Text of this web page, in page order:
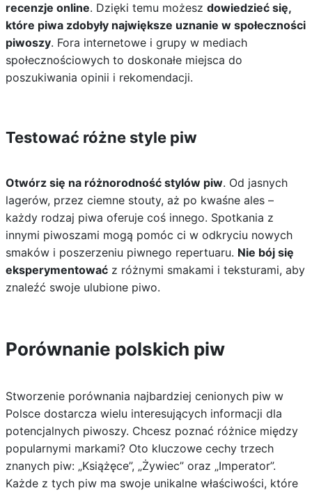
recenzje online. Dzięki temu możesz dowiedzieć się,
które piwa zdobyły największe uznanie w społeczności
piwoszy. Fora internetowe i grupy w mediach
społecznościowych to doskonałe miejsca do
poszukiwania opinii i rekomendacji.
Testować różne style piw
Otwórz się na różnorodność stylów piw. Od jasnych
lagerów, przez ciemne stouty, aż po kwaśne ales –
każdy rodzaj piwa oferuje coś innego. Spotkania z
innymi piwoszami mogą pomóc ci w odkryciu nowych
smaków i poszerzeniu piwnego repertuaru. Nie bój się
eksperymentowaćz różnymi smakami i teksturami, aby
znaleźć swoje ulubione piwo.
Porównanie polskich piw
Stworzenie porównania najbardziej cenionych piw w
Polsce dostarcza wielu interesujących informacji dla
potencjalnych piwoszy. Chcesz poznać różnice między
popularnymi markami? Oto kluczowe cechy trzech
znanych piw: „Książęce”, „Żywiec” oraz „Imperator”.
Każde z tych piw ma swoje unikalne właściwości, które